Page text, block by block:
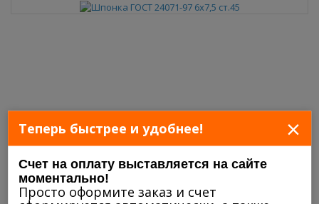
Теперь быстрее и удобнее! ×
Счет на оплату выставляется на сайте
моментально!
Просто оформите заказ и счет